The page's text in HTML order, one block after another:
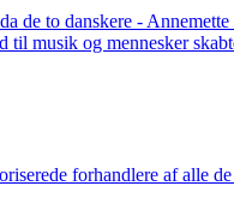
de to danskere -
musik og mennesker
forhandlere af alle